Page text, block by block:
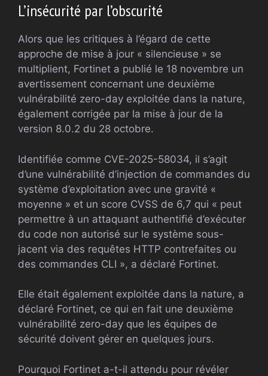
L’insécurité par l’obscurité
Alors que les critiques à l’égard de cette
approche de mise à jour « silencieuse » se
multiplient, Fortinet a publié le 18 novembre un
avertissement concernant une deuxième
vulnérabilité zero-day exploitée dans la nature,
également corrigée par la mise à jour de la
version 8.0.2 du 28 octobre.
Identifiée comme CVE-2025-58034, il s’agit
d’une vulnérabilité d’injection de commandes du
système d’exploitation avec une gravité «
moyenne » et un score CVSS de 6,7 qui « peut
permettre à un attaquant authentifié d’exécuter
du code non autorisé sur le système sous-
jacent via des requêtes HTTP contrefaites ou
des commandes CLI », a déclaré Fortinet.
Elle était également exploitée dans la nature, a
déclaré Fortinet, ce qui en fait une deuxième
vulnérabilité zero-day que les équipes de
sécurité doivent gérer en quelques jours.
Pourquoi Fortinet a-t-il attendu pour révéler